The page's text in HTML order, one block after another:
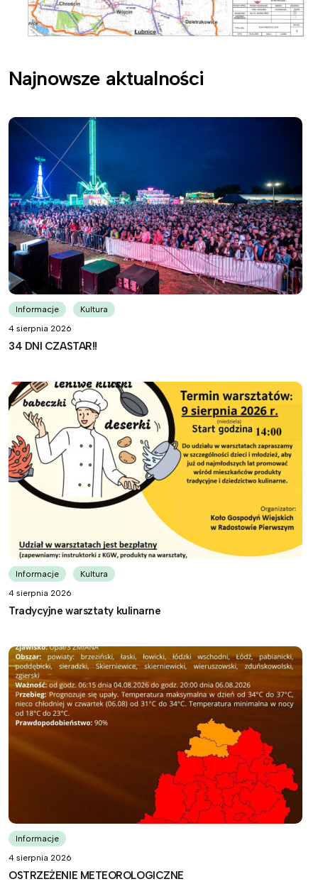
Najnowsze aktualności
Informacje
Kultura
4 sierpnia 2026
34 DNI CZASTAR!!
Informacje
Kultura
4 sierpnia 2026
Tradycyjne warsztaty kulinarne
Informacje
4 sierpnia 2026
OSTRZEŻENIE METEOROLOGICZNE